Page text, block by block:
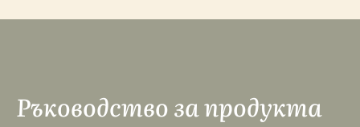
Ръководство за продукта